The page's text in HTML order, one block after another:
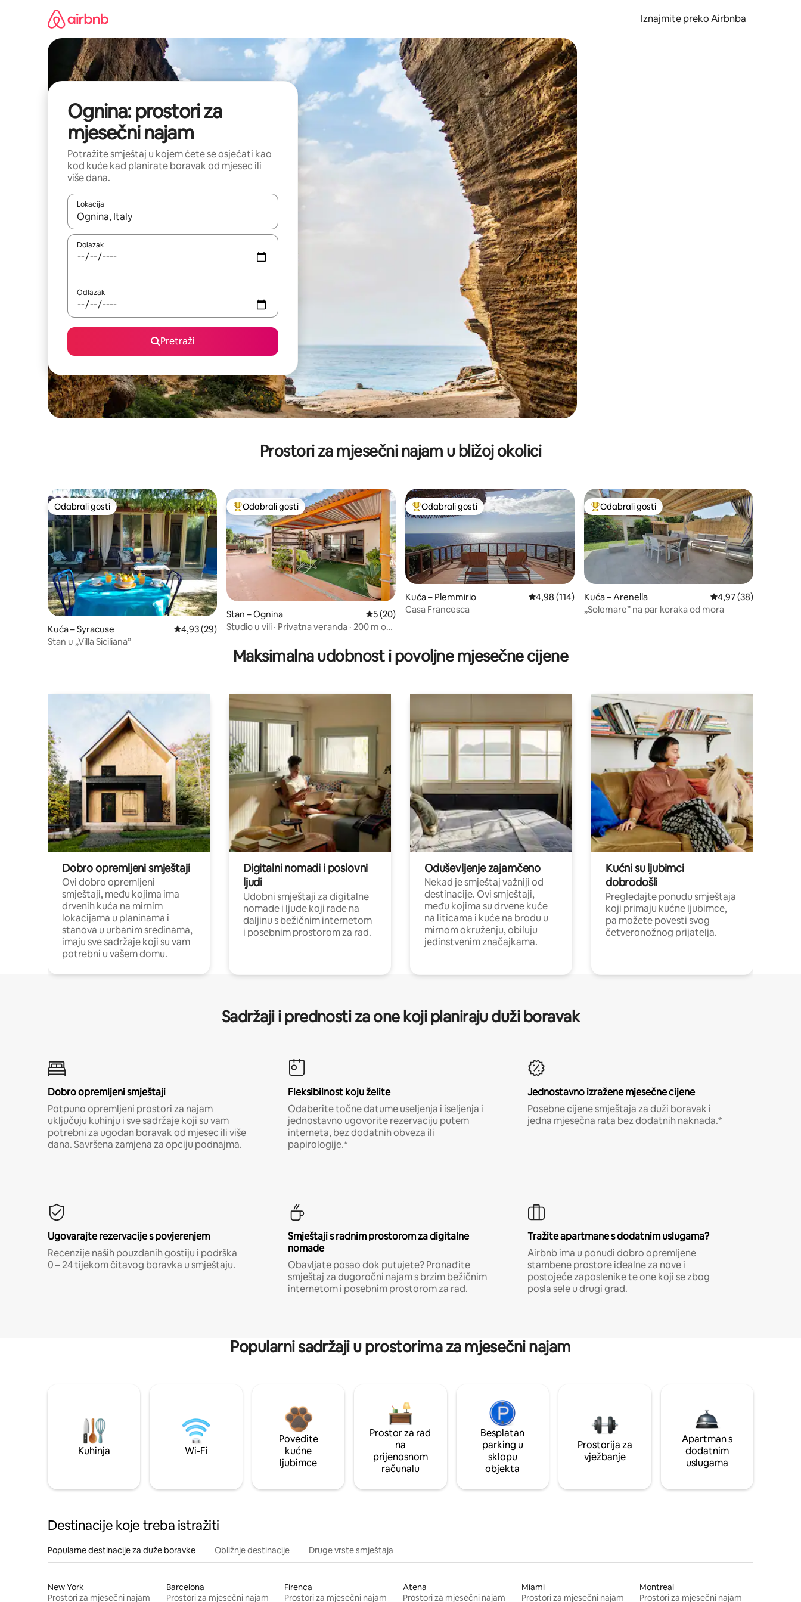
Iznajmite preko Airbnba
Ognina: prostori za
mjesečni najam
Potražite smještaj u kojem ćete se osjećati kao
kod kuće kad planirate boravak od mjesec ili
više dana.
Lokacija
Kada budu dostupni rezultati, moći ćete ih pregledati koristeći se strelicama prema gore i prema dolje, kao i dodirom ili prelaskom prstom po zaslonu.
Dolazak
Odlazak
Pretraži
Prostori za mjesečni najam u bližoj okolici
Odabrali gosti
Odabrali gosti
Kuća – Syracuse Prosječna ocjena: 4,93/5, recenzija: 29
4,93 (29)
Stan u „Villa Siciliana”
Među najviše rangiranima s oznakom „Odabrali gosti”
Odabrali gosti
Stan – Ognina Prosječna ocjena: 5/5, recenzija: 20
5 (20)
Studio u vili · Privatna veranda · 200 m od
Među najviše rangiranima s oznakom „Odabrali gosti”
Odabrali gosti
Kuća – Plemmirio Prosječna ocjena: 4,98/5, recenzija: 114
4,98 (114)
Casa Francesca
Među najviše rangiranima s oznakom „Odabrali gosti”
Odabrali gosti
Kuća – Arenella Prosječna ocjena:
4,97 (38)
„Solemare” na par koraka od mora
Maksimalna udobnost i povoljne mjesečne cijene
Dobro opremljeni smještaji
Ovi dobro opremljeni
smještaji, među kojima ima
drvenih kuća na mirnim
lokacijama u planinama i
stanova u urbanim sredinama,
imaju sve sadržaje koji su vam
potrebni u vašem domu.
Digitalni nomadi i poslovni
ljudi
Udobni smještaji za digitalne
nomade i ljude koji rade na
daljinu s bežičnim internetom
i posebnim prostorom za rad.
Oduševljenje zajamčeno
Nekad je smještaj važniji od
destinacije. Ovi smještaji,
među kojima su drvene kuće
na liticama i kuće na brodu u
mirnom okruženju, obiluju
jedinstvenim značajkama.
Kućni su ljubimci
dobrodošli
Pregledajte ponudu smještaja
koji primaju kućne ljubimce,
pa možete povesti svog
četveronožnog prijatelja.
Sadržaji i prednosti za one koji planiraju duži boravak
Dobro opremljeni smještaji
Potpuno opremljeni prostori za najam
uključuju kuhinju i sve sadržaje koji su vam
potrebni za ugodan boravak od mjesec ili više
dana. Savršena zamjena za opciju podnajma.
Fleksibilnost koju želite
Odaberite točne datume useljenja i iseljenja i
jednostavno ugovorite rezervaciju putem
interneta, bez dodatnih obveza ili
papirologije.*
Jednostavno izražene mjesečne cijene
Posebne cijene smještaja za duži boravak i
jedna mjesečna rata bez dodatnih naknada.*
Ugovarajte rezervacije s povjerenjem
Recenzije naših pouzdanih gostiju i podrška
0 – 24 tijekom čitavog boravka u smještaju.
Smještaji s radnim prostorom za digitalne
nomade
Obavljate posao dok putujete? Pronađite
smještaj za dugoročni najam s brzim bežičnim
internetom i posebnim prostorom za rad.
Tražite apartmane s dodatnim uslugama?
Airbnb ima u ponudi dobro opremljene
stambene prostore idealne za nove i
postojeće zaposlenike te one koji se zbog
posla sele u drugi grad.
Popularni sadržaji u prostorima za mjesečni najam
Kuhinja Wi-Fi
Povedite
kućne
ljubimce
Prostor za rad
na
prijenosnom
računalu
Besplatan
parking u
sklopu
objekta
Prostorija za
vježbanje
Apartman s
dodatnim
uslugama
Destinacije koje treba istražiti
Popularne destinacije za duže boravke Obližnje destinacije Druge vrste smještaja
New York
Prostori za mjesečni najam
Barcelona
Prostori za mjesečni najam
Firenca
Prostori za mjesečni najam
Atena
Prostori za mjesečni najam
Miami
Prostori za mjesečni najam
Montreal
Prostori za mjesečni najam